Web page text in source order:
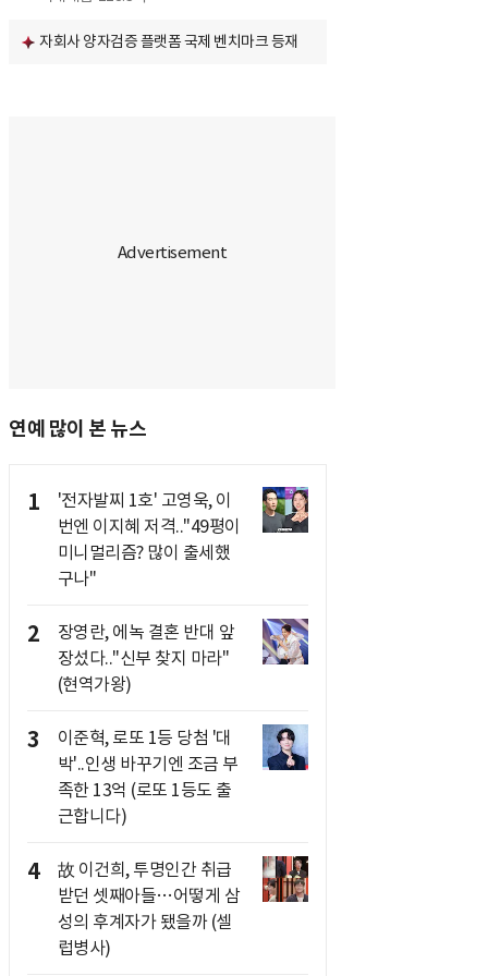
자회사 양자검증 플랫폼 국제 벤치마크 등재
연예 많이 본 뉴스
1
'전자발찌 1호' 고영욱, 이
번엔 이지혜 저격.."49평이
미니멀리즘? 많이 출세했
구나"
2
장영란, 에녹 결혼 반대 앞
장섰다.."신부 찾지 마라"
(현역가왕)
3
이준혁, 로또 1등 당첨 '대
박'..인생 바꾸기엔 조금 부
족한 13억 (로또 1등도 출
근합니다)
4
故 이건희, 투명인간 취급
받던 셋째아들…어떻게 삼
성의 후계자가 됐을까 (셀
럽병사)